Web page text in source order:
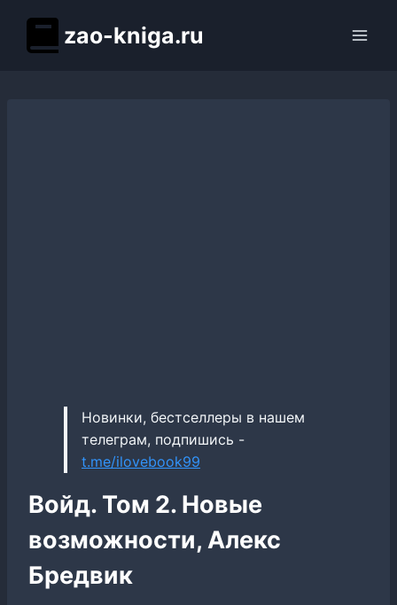
содержимому
zao-kniga.ru
Новинки, бестселлеры в нашем
телеграм, подпишись -
t.me/ilovebook99
Войд. Том 2. Новые
возможности, Алекс
Бредвик